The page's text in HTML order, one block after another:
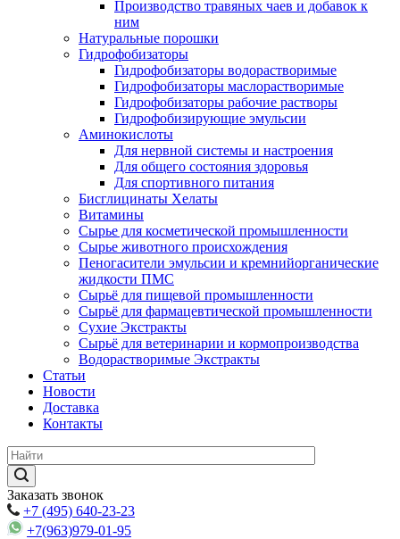
Производство травяных чаев и добавок к
ним
Натуральные порошки
Гидрофобизаторы
Гидрофобизаторы водорастворимые
Гидрофобизаторы маслорастворимые
Гидрофобизаторы рабочие растворы
Гидрофобизирующие эмульсии
Аминокислоты
Для нервной системы и настроения
Для общего состояния здоровья
Для спортивного питания
Бисглицинаты Хелаты
Витамины
Сырье для косметической промышленности
Сырье животного происхождения
Пеногасители эмульсии и кремнийорганические
жидкости ПМС
Сырьё для пищевой промышленности
Сырьё для фармацевтической промышленности
Сухие Экстракты
Сырьё для ветеринарии и кормопроизводства
Водорастворимые Экстракты
Статьи
Новости
Доставка
Контакты
Заказать звонок
+7 (495) 640-23-23
+7(963)979-01-95